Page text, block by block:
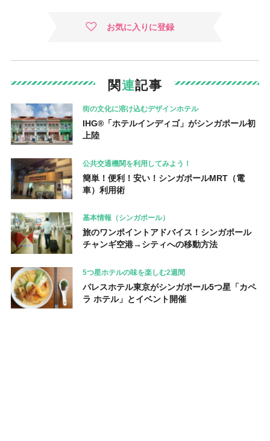
お気に入りに登録
関連記事
街の文化に溶け込むデザインホテル
IHG®「ホテルインディゴ」がシンガポール初
上陸
公共交通機関を利用してみよう！
簡単！便利！安い！シンガポールMRT（電
車）利用術
基本情報（シンガポール）
旅のワンポイントアドバイス！シンガポール
チャンギ空港→シティへの移動方法
5つ星ホテルの味を楽しむ2週間
パレスホテル東京がシンガポール5つ星「カペ
ラ ホテル」とイベント開催